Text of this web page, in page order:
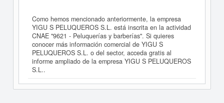
Como hemos mencionado anteriormente, la empresa
YIGU S PELUQUEROS S.L. está inscrita en la actividad
CNAE "9621 - Peluquerías y barberías". Si quieres
conocer más información comercial de YIGU S
PELUQUEROS S.L. o del sector, acceda gratis al
informe ampliado de la empresa YIGU S PELUQUEROS
S.L..